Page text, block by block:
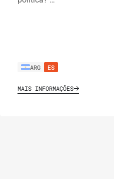
ARG ES
MAIS INFORMAÇÕES